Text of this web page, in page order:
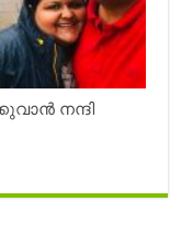
നന്ദി